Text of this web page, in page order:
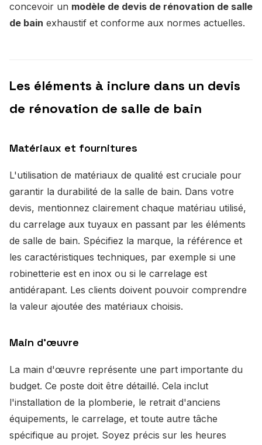
concevoir un modèle de devis de rénovation de salle
de bain exhaustif et conforme aux normes actuelles.
Les éléments à inclure dans un devis
de rénovation de salle de bain
Matériaux et fournitures
L'utilisation de matériaux de qualité est cruciale pour
garantir la durabilité de la salle de bain. Dans votre
devis, mentionnez clairement chaque matériau utilisé,
du carrelage aux tuyaux en passant par les éléments
de salle de bain. Spécifiez la marque, la référence et
les caractéristiques techniques, par exemple si une
robinetterie est en inox ou si le carrelage est
antidérapant. Les clients doivent pouvoir comprendre
la valeur ajoutée des matériaux choisis.
Main d'œuvre
La main d'œuvre représente une part importante du
budget. Ce poste doit être détaillé. Cela inclut
l'installation de la plomberie, le retrait d'anciens
équipements, le carrelage, et toute autre tâche
spécifique au projet. Soyez précis sur les heures